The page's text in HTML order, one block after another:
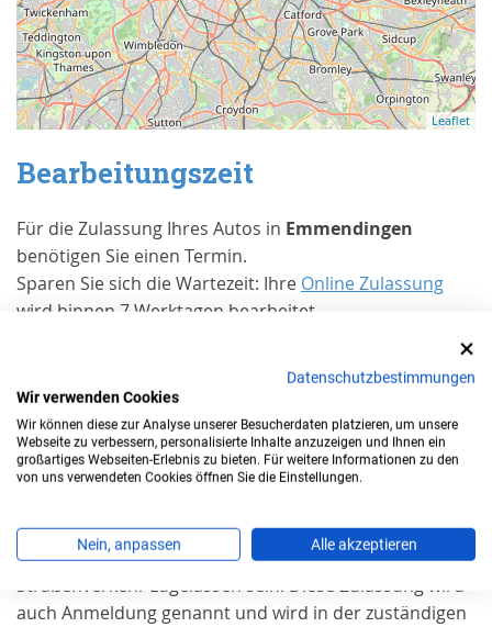
Leaflet
Bearbeitungszeit
Für die Zulassung Ihres Autos in Emmendingen
benötigen Sie einen Termin.
Sparen Sie sich die Wartezeit: Ihre Online Zulassung
wird binnen 7 Werktagen bearbeitet.
Wann benötigen Sie eine
Zulassung inEmmendingen?
Grundsätzlich muss jedes Kraftfahrzeug und jeder
Anhänger für den Gebrauch im öffentlichen
Straßenverkehr zugelassen sein. Diese Zulassung wird
auch Anmeldung genannt und wird in der zuständigen
Datenschutzbestimmungen
Wir verwenden Cookies
Wir können diese zur Analyse unserer Besucherdaten platzieren, um unsere
Webseite zu verbessern, personalisierte Inhalte anzuzeigen und Ihnen ein
großartiges Webseiten-Erlebnis zu bieten. Für weitere Informationen zu den
von uns verwendeten Cookies öffnen Sie die Einstellungen.
Nein, anpassen Alle akzeptieren